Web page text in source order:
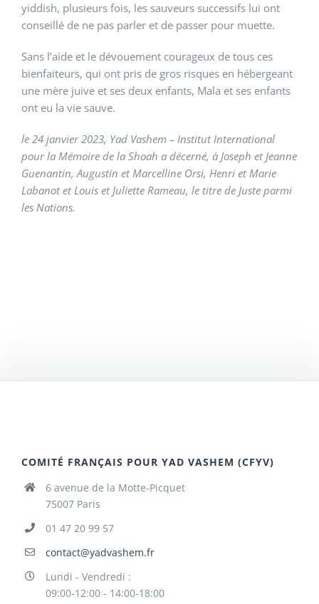
yiddish, plusieurs fois, les sauveurs successifs lui ont
conseillé de ne pas parler et de passer pour muette.
Sans l’aide et le dévouement courageux de tous ces
bienfaiteurs, qui ont pris de gros risques en hébergeant
une mère juive et ses deux enfants, Mala et ses enfants
ont eu la vie sauve.
le 24 janvier 2023, Yad Vashem – Institut International
pour la Mémoire de la Shoah a décerné, à Joseph et Jeanne
Guenantin, Augustin et Marcelline Orsi, Henri et Marie
Labanot et Louis et Juliette Rameau, le titre de Juste parmi
les Nations.
COMITÉ FRANÇAIS POUR YAD VASHEM (CFYV)
6 avenue de la Motte-Picquet
75007 Paris
01 47 20 99 57
contact@yadvashem.fr
Lundi - Vendredi :
09:00-12:00 - 14:00-18:00